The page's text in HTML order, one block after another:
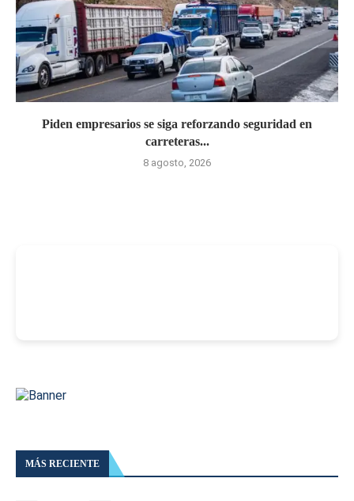
Piden empresarios se siga reforzando seguridad en
carreteras...
8 agosto, 2026
MÁS RECIENTE